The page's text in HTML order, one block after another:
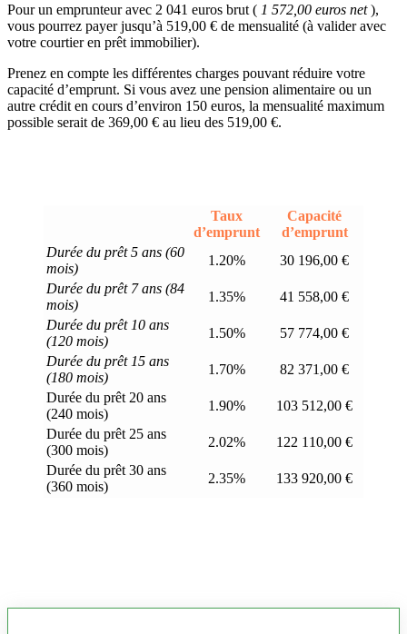
Pour un emprunteur avec 2 041 euros brut ( 1 572,00 euros net),
vous pourrez payer jusqu’à 519,00 € de mensualité (à valider avec
votre courtier en prêt immobilier).
Prenez en compte les différentes charges pouvant réduire votre
capacité d’emprunt. Si vous avez une pension alimentaire ou un
autre crédit en cours d’environ 150 euros, la mensualité maximum
possible serait de 369,00 € au lieu des 519,00 €.
Taux
d’emprunt
Capacité
d’emprunt
Durée du prêt 5 ans (60
mois)
1.20%
30 196,00 €
Durée du prêt 7 ans (84
mois)
1.35%
41 558,00 €
Durée du prêt 10 ans
(120 mois)
1.50%
57 774,00 €
Durée du prêt 15 ans
(180 mois)
1.70%
82 371,00 €
Durée du prêt 20 ans
(240 mois)
1.90%
103 512,00 €
Durée du prêt 25 ans
(300 mois)
2.02%
122 110,00 €
Durée du prêt 30 ans
(360 mois)
2.35% 133 920,00 €